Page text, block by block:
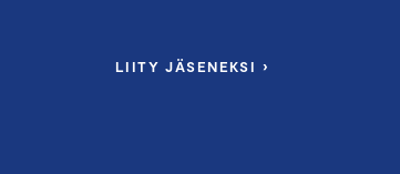
LIITY JÄSENEKSI ›